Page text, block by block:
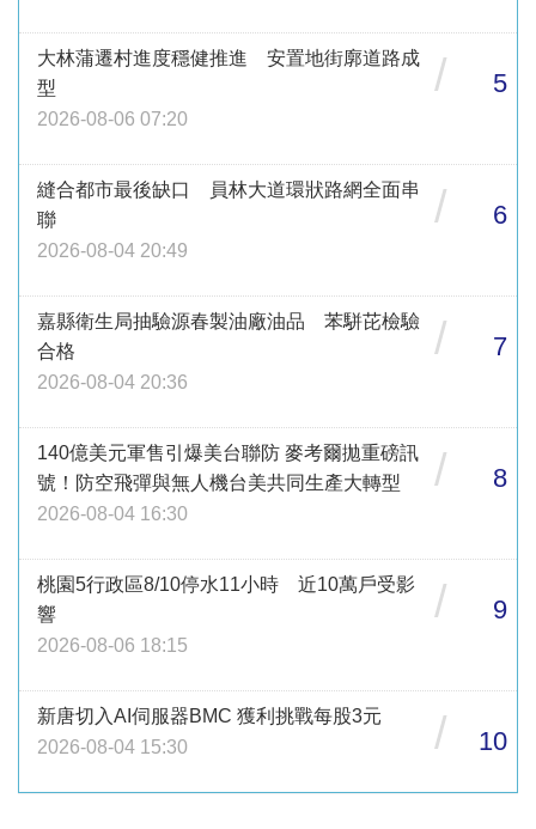
大林蒲遷村進度穩健推進 安置地街廓道路成
型
2026-08-06 07:20
/ 5
縫合都市最後缺口 員林大道環狀路網全面串
聯
2026-08-04 20:49
/ 6
嘉縣衛生局抽驗源春製油廠油品 苯駢芘檢驗
合格
2026-08-04 20:36
/ 7
140億美元軍售引爆美台聯防 麥考爾拋重磅訊
號！防空飛彈與無人機台美共同生產大轉型
2026-08-04 16:30
/ 8
桃園5行政區8/10停水11小時 近10萬戶受影
響
2026-08-06 18:15
/ 9
新唐切入AI伺服器BMC 獲利挑戰每股3元
2026-08-04 15:30
/ 10